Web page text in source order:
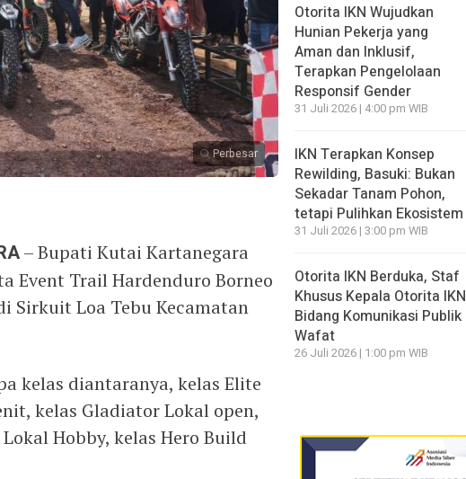
Perbesar
– Bupati Kutai Kartanegara
Event Trail Hardenduro Borneo
Sirkuit Loa Tebu Kecamatan
kelas diantaranya, kelas Elite
kelas Gladiator Lokal open,
Hobby, kelas Hero Build
Otorita IKN Wujudkan
Hunian Pekerja yang
Aman dan Inklusif,
Terapkan Pengelolaan
Responsif Gender
31 Juli 2026 | 4:00 pm WIB
IKN Terapkan Konsep
Rewilding, Basuki: Bukan
Sekadar Tanam Pohon,
tetapi Pulihkan Ekosistem
31 Juli 2026 | 3:00 pm WIB
Otorita IKN Berduka, Staf
Khusus Kepala Otorita IKN
Bidang Komunikasi Publik
Wafat
26 Juli 2026 | 1:00 pm WIB